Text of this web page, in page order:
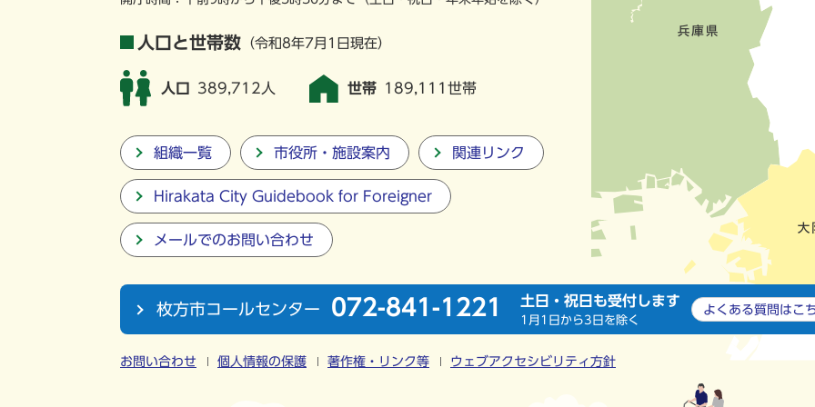
人口と世帯数 （令和8年7月1日現在）
人口 389,712人 世帯 189,111世帯
組織一覧 市役所・施設案内 関連リンク
Hirakata City Guidebook for Foreigner
メールでのお問い合わせ
枚方市コールセンター 072-841-1221 土日・祝日も受付します
1月1日から3日を除く
よくある質問は こ
お問い合わせ 個人情報の保護 著作権・リンク等 ウェブアクセシビリティ方針